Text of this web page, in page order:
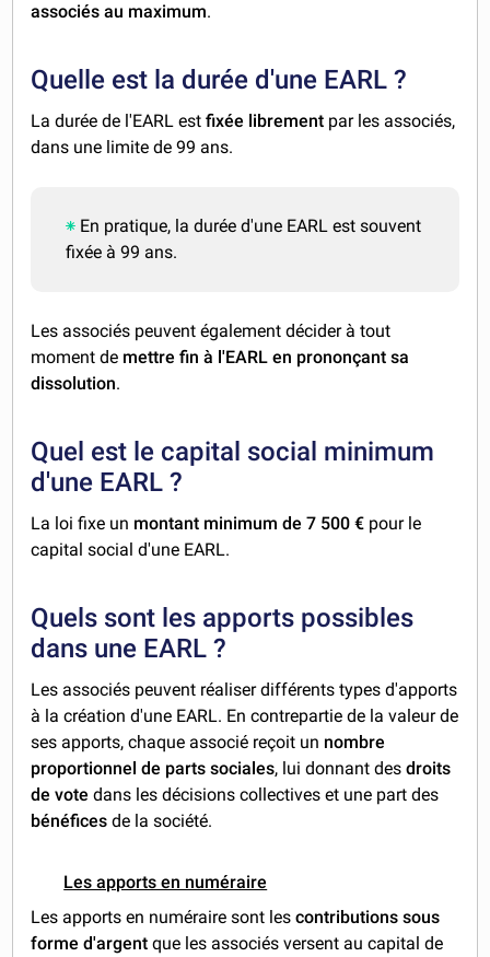
associés au maximum.
Quelle est la durée d'une EARL ?
La durée de l'EARL estfixée librement par les associés,
dans une limite de 99 ans.
En pratique, la durée d'une EARL est souvent
fixée à 99 ans.
Les associés peuvent également décider à tout
moment de mettre fin à l'EARL en prononçant sa
dissolution.
Quel est le capital social minimum
d'une EARL ?
La loi fixe un montant minimum de 7 500 € pour le
capital social d'une EARL.
Quels sont les apports possibles
dans une EARL ?
Les associés peuvent réaliser différents types d'apports
à la création d'une EARL. En contrepartie de la valeur de
ses apports, chaque associé reçoit un nombre
proportionnel de parts sociales, lui donnant desdroits
de vote dans les décisions collectives et une part des
bénéfices de la société.
Les apports en numéraire
Les apports en numéraire sont lescontributions sous
forme d'argent que les associés versent au capital de